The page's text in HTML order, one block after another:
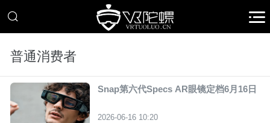
普通消费者
Snap第六代Specs AR眼镜定档6月16日
2026-06-16 10:20